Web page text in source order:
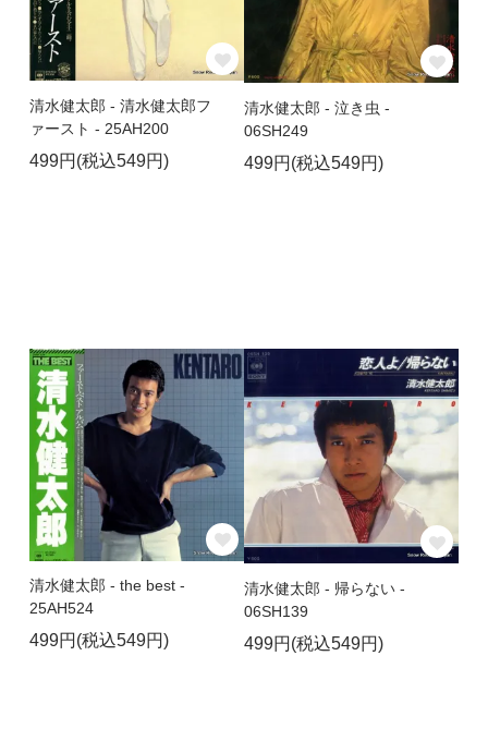
清水健太郎 - 清水健太郎フ
ァースト - 25AH200
499円(税込549円)
清水健太郎 - 泣き虫 -
06SH249
499円(税込549円)
清水健太郎 - the best -
25AH524
499円(税込549円)
清水健太郎 - 帰らない -
06SH139
499円(税込549円)